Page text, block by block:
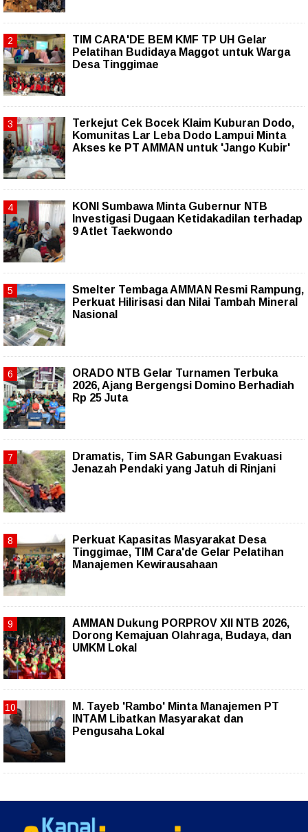
TIM CARA'DE BEM KMF TP UH Gelar
Pelatihan Budidaya Maggot untuk Warga
Desa Tinggimae
Terkejut Cek Bocek Klaim Kuburan Dodo,
Komunitas Lar Leba Dodo Lampui Minta
Akses ke PT AMMAN untuk 'Jango Kubir'
KONI Sumbawa Minta Gubernur NTB
Investigasi Dugaan Ketidakadilan terhadap
9 Atlet Taekwondo
Smelter Tembaga AMMAN Resmi Rampung,
Perkuat Hilirisasi dan Nilai Tambah Mineral
Nasional
ORADO NTB Gelar Turnamen Terbuka
2026, Ajang Bergengsi Domino Berhadiah
Rp 25 Juta
Dramatis, Tim SAR Gabungan Evakuasi
Jenazah Pendaki yang Jatuh di Rinjani
Perkuat Kapasitas Masyarakat Desa
Tinggimae, TIM Cara'de Gelar Pelatihan
Manajemen Kewirausahaan
AMMAN Dukung PORPROV XII NTB 2026,
Dorong Kemajuan Olahraga, Budaya, dan
UMKM Lokal
M. Tayeb 'Rambo' Minta Manajemen PT
INTAM Libatkan Masyarakat dan
Pengusaha Lokal